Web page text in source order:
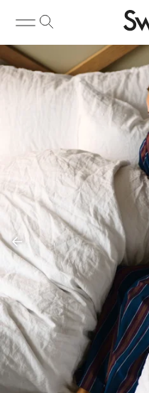
Köp & Info